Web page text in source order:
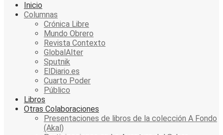
Inicio
Columnas
Crónica Libre
Mundo Obrero
Revista Contexto
GlobalAlter
Sputnik
ElDiario.es
Cuarto Poder
Público
Libros
Otras Colaboraciones
Presentaciones de libros de la colección A Fondo
(Akal)